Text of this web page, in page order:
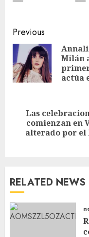
Previous
Milán
actúa
Las
comienzan en
alterado por el
RELATED NEWS